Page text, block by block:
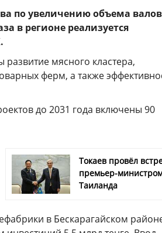
по увеличению объема
в регионе реализуется
мясного кластера,
ферм, а также
до 2031 года включены 90
Токаев провёл
премьер-
Таиланда
в Бескарагайском